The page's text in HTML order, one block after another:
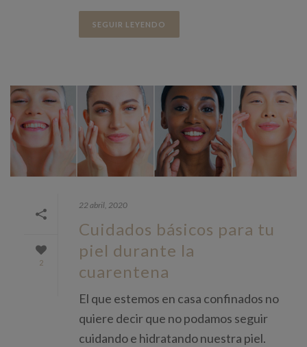
SEGUIR LEYENDO
2
22 abril, 2020
Cuidados básicos para tu
piel durante la
cuarentena
El que estemos en casa confinados no
quiere decir que no podamos seguir
cuidando e hidratando nuestra piel.